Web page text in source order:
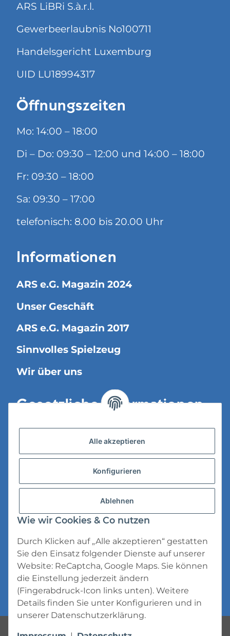
ARS LiBRi S.à.r.l.
Gewerbeerlaubnis No100711
Handelsgericht Luxemburg
UID LU18994317
Öffnungszeiten
Mo: 14:00 – 18:00
Di – Do: 09:30 – 12:00 und 14:00 – 18:00
Fr: 09:30 – 18:00
Sa: 09:30 – 17:00
telefonisch: 8.00 bis 20.00 Uhr
Informationen
ARS e.G. Magazin 2024
Unser Geschäft
ARS e.G. Magazin 2017
Sinnvolles Spielzeug
Wir über uns
Gesetzliche Informationen
Versandinformationen
Datenschutz
Impressum
* Alle Preise inkl. gesetzlicher USt., zzgl.
Versand
Alle akzeptieren
Konfigurieren
Ablehnen
Wie wir Cookies & Co nutzen
Durch Klicken auf „Alle akzeptieren“ gestatten
Sie den Einsatz folgender Dienste auf unserer
Website: ReCaptcha, Google Maps. Sie können
die Einstellung jederzeit ändern
(Fingerabdruck-Icon links unten). Weitere
Details finden Sie unter Konfigurieren und in
unserer Datenschutzerklärung.